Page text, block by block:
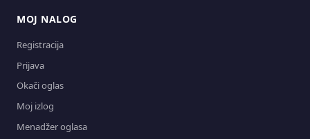
MOJ NALOG
Registracija
Prijava
Okači oglas
Moj izlog
Menadžer oglasa